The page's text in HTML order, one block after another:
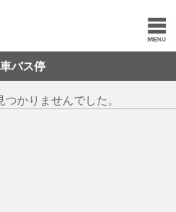
バス停
かりませんでした。